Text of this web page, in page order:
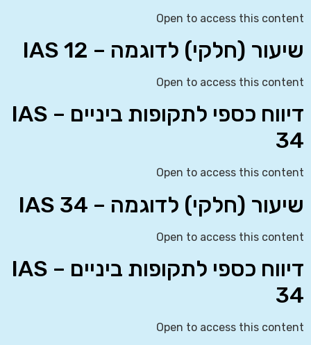
Open to access this content
שיעור (חלקי) לדוגמה – IAS 12
Open to access this content
דיווח כספי לתקופות ביניים – IAS
34
Open to access this content
שיעור (חלקי) לדוגמה – IAS 34
Open to access this content
דיווח כספי לתקופות ביניים – IAS
34
Open to access this content